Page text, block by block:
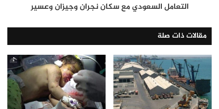
التعامل السعودي مع سكان نجران وجيزان وعسير
مقالات ذات صلة